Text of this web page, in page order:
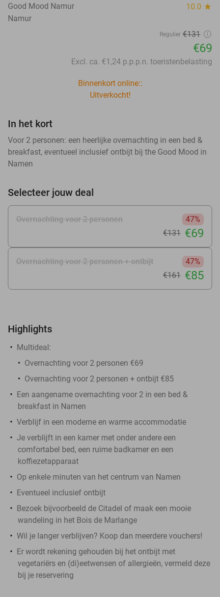
Good Mood Namur 10.0 star
Namur
Regulier €131
€69
Excl. ca. €1,24 p.p.p.n. toeristenbelasting
Binnenkort online::
Uitverkocht!
In het kort
Voor 2 personen: een heerlijke overnachting in een bed &
breakfast, eventueel inclusief ontbijt bij the Good Mood in
Namen
Selecteer jouw deal
Overnachting voor 2 personen
47%
€131 €69
Overnachting voor 2 personen + ontbijt
47%
€161 €85
Highlights
Multideal:
Overnachting voor 2 personen €69
Overnachting voor 2 personen + ontbijt €85
Een aangename overnachting voor 2 in een bed &
breakfast in Namen
Verblijf in een moderne en warme accommodatie
Je verblijft in een kamer met onder andere een
comfortabel bed, een ruime badkamer en een
koffiezetapparaat
Op enkele minuten van het centrum van Namen
Eventueel inclusief ontbijt
Bezoek bijvoorbeeld de Citadel of maak een mooie
wandeling in het Bois de Marlange
Wil je langer verblijven? Koop dan meerdere vouchers!
Er wordt rekening gehouden bij het ontbijt met
vegetariërs en (di)eetwensen of allergieën, vermeld deze
bij je reservering